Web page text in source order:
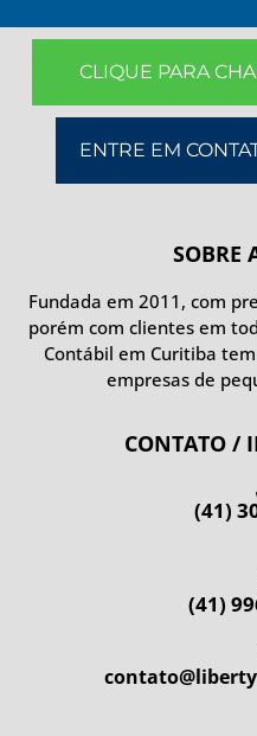
CLIQUE PARA
ENTRE EM
SOBRE
Fundada em 2011, com
porém com clientes em
Contábil em Curitiba
empresas de
CONTATO /
(41)
(41)